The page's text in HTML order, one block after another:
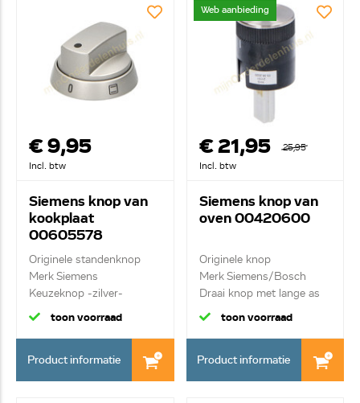
€ 9,95
Incl. btw
Siemens knop van
kookplaat
00605578
Originele standenknop
Merk Siemens
Keuzeknop -zilver-
toon voorraad
Product informatie
Web aanbieding
€ 21,95
25,95
Incl. btw
Siemens knop van
oven 00420600
Originele knop
Merk Siemens/Bosch
Draai knop met lange as
toon voorraad
Product informatie